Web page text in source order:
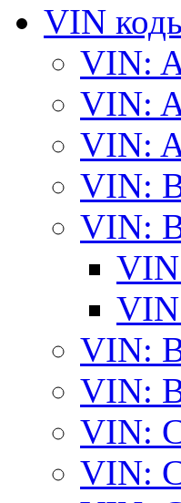
VIN
VIN:
VIN:
VIN:
VIN:
VIN:
VIN:
VIN:
VIN:
VIN: